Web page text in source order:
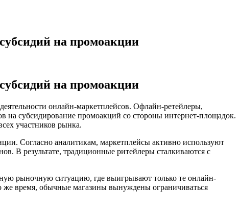
на промоакции
на промоакции
онлайн-маркетплейсов. Офлайн-ретейлеры,
на субсидирование промоакций со стороны интернет-площадок.
участников рынка.
Согласно аналитикам, маркетплейсы активно используют
В результате, традиционные ритейлеры сталкиваются с
рыночную ситуацию, где выигрывают только те онлайн-
же время, обычные магазины вынуждены ограничиваться